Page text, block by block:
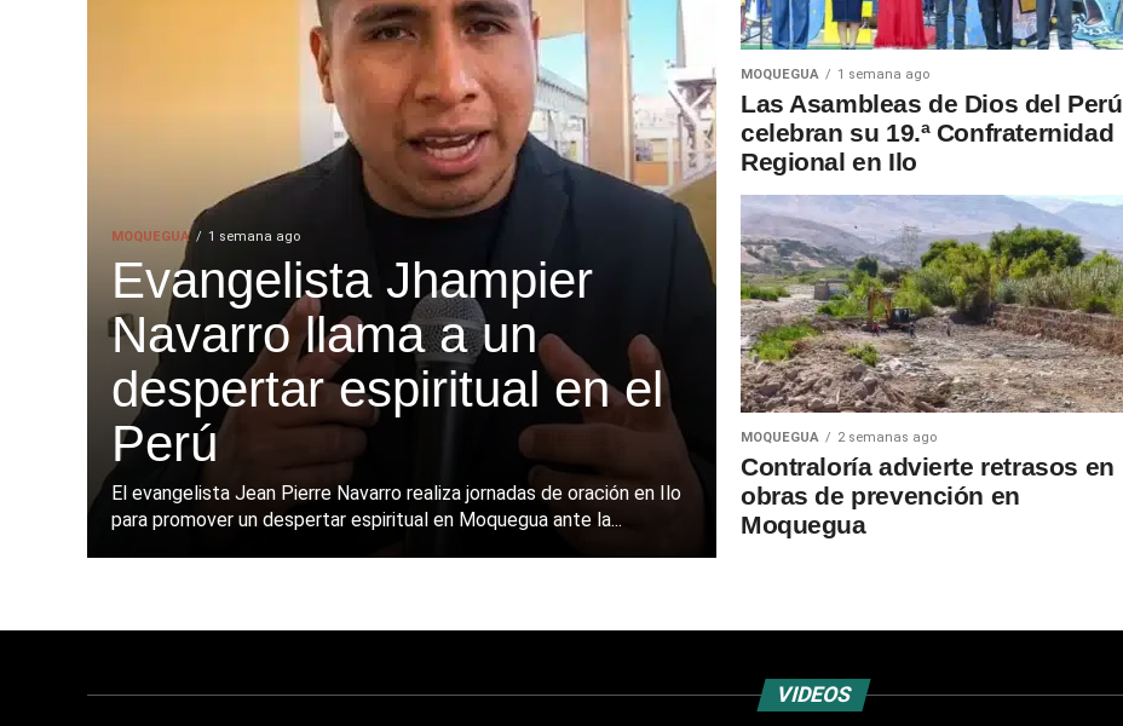
MOQUEGUA 1 semana ago
Evangelista Jhampier
Navarro llama a un
despertar espiritual en el
Perú
El evangelista Jean Pierre Navarro realiza jornadas de oración en Ilo
para promover un despertar espiritual en Moquegua ante la...
MOQUEGUA 1 semana ago
Las Asambleas de Dios del Perú
celebran su 19.ª Confraternidad
Regional en Ilo
MOQUEGUA 2 semanas ago
Contraloría advierte retrasos en
obras de prevención en
Moquegua
VIDEOS